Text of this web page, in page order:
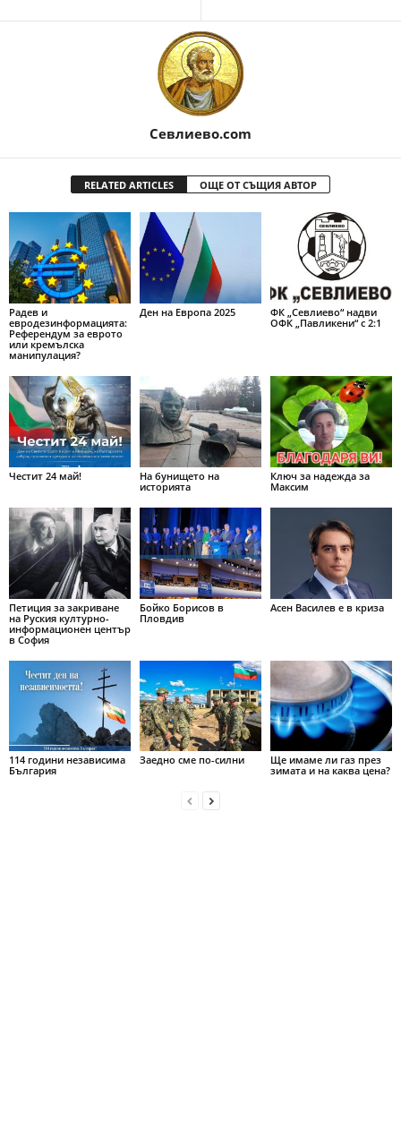
Севлиево.com
RELATED ARTICLES ОЩЕ ОТ СЪЩИЯ АВТОР
Радев и
евродезинформацията:
Референдум за еврото
или кремълска
манипулация?
Ден на Европа 2025
ФК „Севлиево“ надви
ОФК „Павликени“ с 2:1
Честит 24 май!
На бунището на
историята
Ключ за надежда за
Максим
Петиция за закриване
на Руския културно-
информационен център
в София
Бойко Борисов в
Пловдив
Асен Василев е в криза
114 години независима
България
Заедно сме по-силни
Ще имаме ли газ през
зимата и на каква цена?